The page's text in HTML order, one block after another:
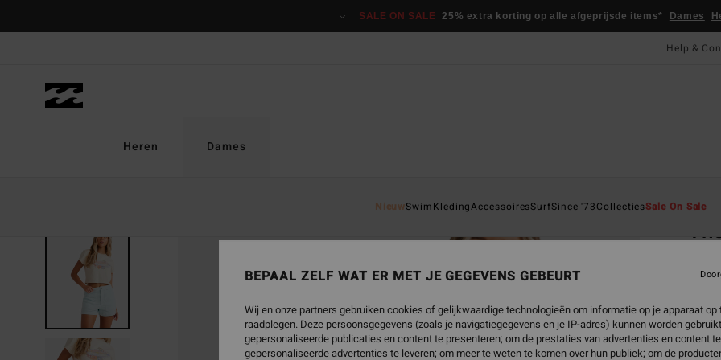
SALE ON SALE 25% extra korting op alle afgeprijsde items* Dames
Help &
Heren Dames
NieuwSwimKledingAccessoiresSurfSince '73CollectiesSale On Sale
SALE
BEPAAL ZELF WAT ER MET JE GEGEVENS GEBEURT
Wij en onze partners gebruiken cookies of gelijkwaardige technologieën om informatie op je apparaat
raadplegen. Deze persoonsgegevens (zoals je navigatiegegevens en je IP-adres) kunnen worden
gepersonaliseerde publicaties en content te presenteren; om de prestaties van advertenties en content
gepersonaliseerde advertenties te leveren; om meer te weten te komen over hun publiek; om de